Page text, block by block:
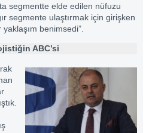
segmentte elde edilen nüfuzu
segmente ulaştırmak için girişken
yaklaşım benimsedi”.
ABC’si